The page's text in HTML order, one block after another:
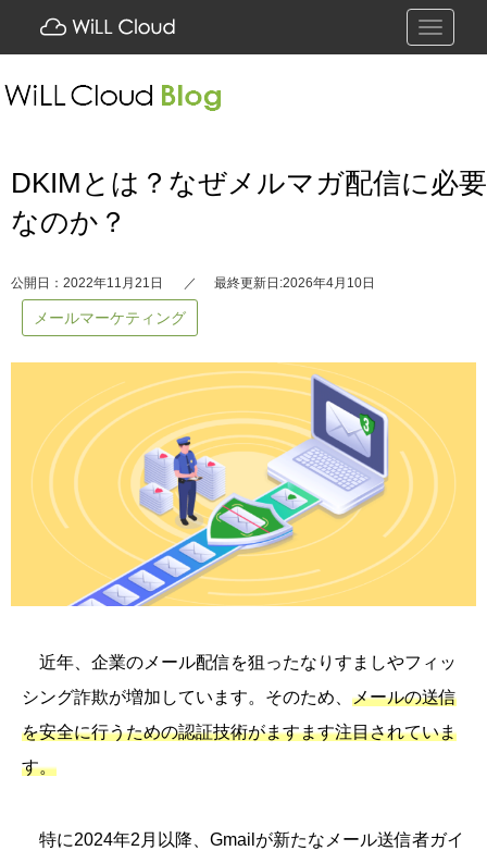
Toggle
DKIMとは？なぜメルマガ配信に必要
なのか？
公開日：2022年11月21日 最終更新日:2026年4月10日
メールマーケティング
近年、企業のメール配信を狙ったなりすましやフィッ
シング詐欺が増加しています。そのため、 メールの送信
を安全に行うための認証技術がますます注目されていま
す。
特に2024年2月以降、Gmailが新たなメール送信者ガイ